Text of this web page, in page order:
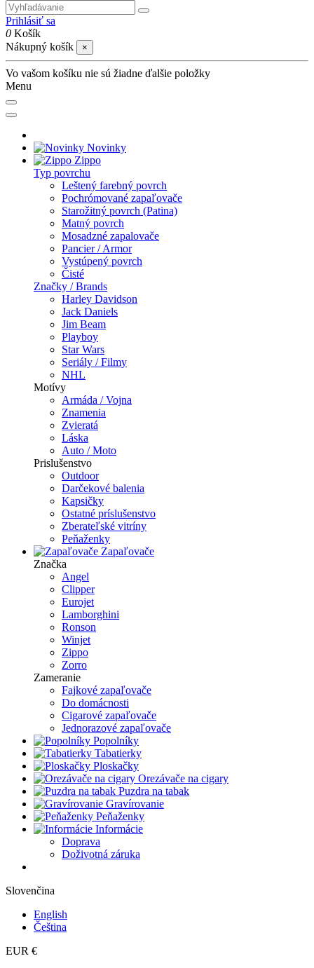
Prihlásiť sa
0 Košík
Nákupný košík
×
Vo vašom košíku nie sú žiadne ďalšie položky
Menu
Novinky
Zippo
Typ povrchu
Leštený farebný povrch
Pochrómované zapaľovače
Starožitný povrch (Patina)
Matný povrch
Mosadzné zapalovače
Pancier / Armor
Vystúpený povrch
Čisté
Značky / Brands
Harley Davidson
Jack Daniels
Jim Beam
Playboy
Star Wars
Seriály / Filmy
NHL
Motívy
Armáda / Vojna
Znamenia
Zvieratá
Láska
Auto / Moto
Prislušenstvo
Outdoor
Darčekové balenia
Kapsičky
Ostatné príslušenstvo
Zberateľské vitríny
Peňaženky
Zapaľovače
Značka
Angel
Clipper
Eurojet
Lamborghini
Ronson
Winjet
Zippo
Zorro
Zameranie
Fajkové zapaľovače
Do domácnosti
Cigarové zapaľovače
Jednorazové zapaľovače
Popolníky
Tabatierky
Ploskačky
Orezávače na cigary
Puzdra na tabak
Gravírovanie
Peňaženky
Informácie
Doprava
Doživotná záruka
Slovenčina
English
Čeština
EUR €